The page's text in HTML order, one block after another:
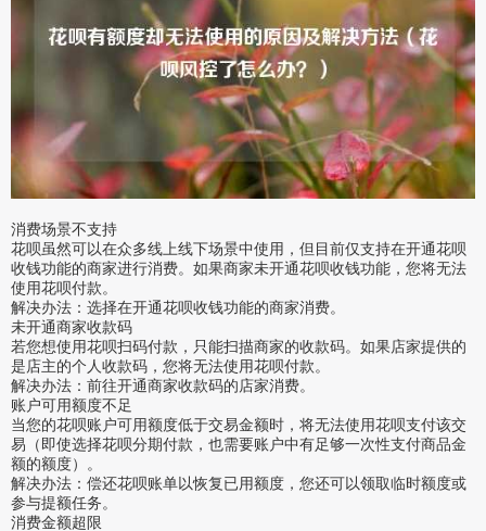
消费场景不支持
花呗虽然可以在众多线上线下场景中使用，但目前仅支持在开通花呗
收钱功能的商家进行消费。如果商家未开通花呗收钱功能，您将无法
使用花呗付款。
解决办法：选择在开通花呗收钱功能的商家消费。
未开通商家收款码
若您想使用花呗扫码付款，只能扫描商家的收款码。如果店家提供的
是店主的个人收款码，您将无法使用花呗付款。
解决办法：前往开通商家收款码的店家消费。
账户可用额度不足
当您的花呗账户可用额度低于交易金额时，将无法使用花呗支付该交
易（即使选择花呗分期付款，也需要账户中有足够一次性支付商品金
额的额度）。
解决办法：偿还花呗账单以恢复已用额度，您还可以领取临时额度或
参与提额任务。
消费金额超限